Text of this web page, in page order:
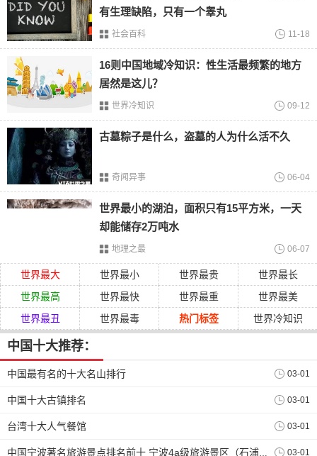
和顺古城是一个5a级，景区是建于明朝，在做古筝。主要位
于云南省保山市，是云南省著名的华侨之乡，也是云南典型
的生态文化村。
同里古镇
同里古镇主要见于宋朝时期，位置在苏州市吴江区，现在已
经被定为国家5a级景区，有着优美的自然风光，还可以体验
有生理缺陷，只有一个睾丸
社会百科 11-18
16则中国地域冷知识：性生活最频繁的地方
居然是这儿？
世界冷知识 09-12
古墓粽子是什么，盗墓的人为什么活不久
奇闻异事 06-04
世界最小的湖泊，面积只有15平方米，一天
却能储存2万吨水
地理之最 06-07
世界最大 世界最小 世界最贵
世界最长
世界最高
世界最快 世界最重
世界最美
世界最丑
世界最毒 热门标签 世界冷知识
中国十大推荐：
中国最有名的十大名山排行 03-01
中国十大古镇排名 03-01
台湾十大人气餐馆 03-01
中国宁波著名旅游景点排名前十 宁波4a级旅游景区（石浦渔港古城） 03-01